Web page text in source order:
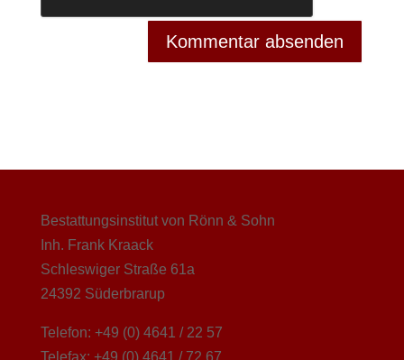
Bestattungsinstitut von Rönn & Sohn
Inh. Frank Kraack
Schleswiger Straße 61a
24392 Süderbrarup
Telefon: +49 (0) 4641 / 22 57
Telefax: +49 (0) 4641 / 72 67